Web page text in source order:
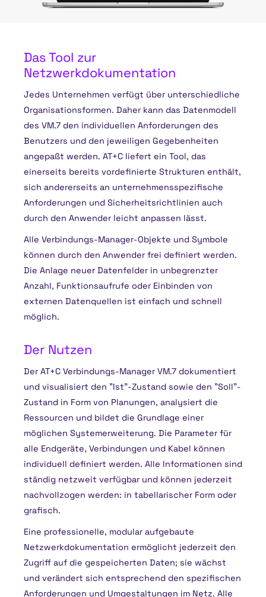
Das Tool zur
Netzwerkdokumentation
Jedes Unternehmen verfügt über unterschiedliche
Organisationsformen. Daher kann das Datenmodell
des VM.7 den individuellen Anforderungen des
Benutzers und den jeweiligen Gegebenheiten
angepaßt werden. AT+C liefert ein Tool, das
einerseits bereits vordefinierte Strukturen enthält,
sich andererseits an unternehmensspezifische
Anforderungen und Sicherheitsrichtlinien auch
durch den Anwender leicht anpassen lässt.
Alle Verbindungs-Manager-Objekte und Symbole
können durch den Anwender frei definiert werden.
Die Anlage neuer Datenfelder in unbegrenzter
Anzahl, Funktionsaufrufe oder Einbinden von
externen Datenquellen ist einfach und schnell
möglich.
Der Nutzen
Der AT+C Verbindungs-Manager VM.7 dokumentiert
und visualisiert den "Ist"-Zustand sowie den "Soll"-
Zustand in Form von Planungen, analysiert die
Ressourcen und bildet die Grundlage einer
möglichen Systemerweiterung. Die Parameter für
alle Endgeräte, Verbindungen und Kabel können
individuell definiert werden. Alle Informationen sind
ständig netzweit verfügbar und können jederzeit
nachvollzogen werden: in tabellarischer Form oder
grafisch.
Eine professionelle, modular aufgebaute
Netzwerkdokumentation ermöglicht jederzeit den
Zugriff auf die gespeicherten Daten; sie wächst
und verändert sich entsprechend den spezifischen
Anforderungen und Umgestaltungen im Netz. Alle